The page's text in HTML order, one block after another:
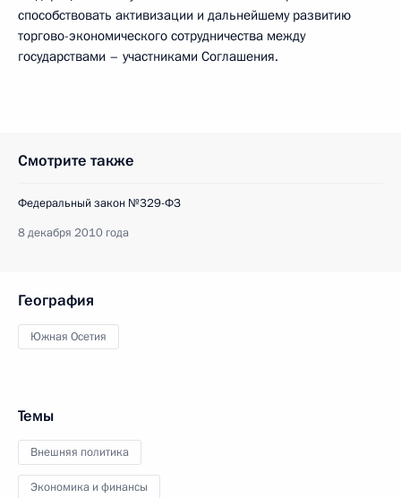
способствовать активизации и дальнейшему развитию
торгово-экономического сотрудничества между
государствами – участниками Соглашения.
Смотрите также
Федеральный закон №329-ФЗ
8 декабря 2010 года
География
Южная Осетия
Темы
Внешняя политика
Экономика и финансы